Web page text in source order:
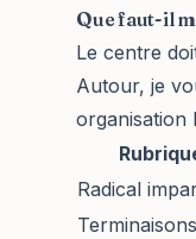
Que faut-il
Le centre
Autour, je
organisation
Radical
Terminaisons